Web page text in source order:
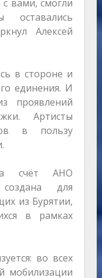
вами, смогли
оставались
Алексей
в стороне и
единения. И
проявлений
Артисты
в пользу
счёт АНО
для
из Бурятии,
в рамках
во всех
мобилизации